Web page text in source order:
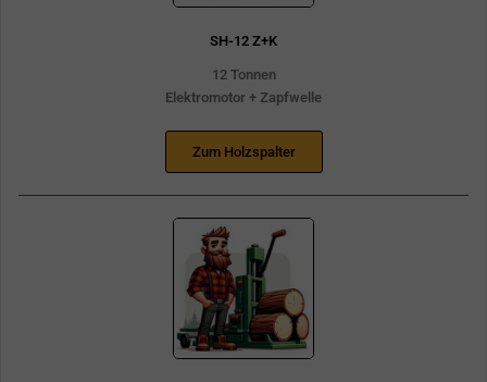
SH-12 Z+K
12 Tonnen
Elektromotor + Zapfwelle
Zum Holzspalter